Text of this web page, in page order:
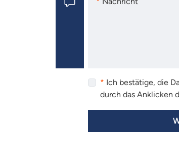
Ich bestätige, die
durch das Anklicken